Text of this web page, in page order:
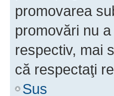
promovarea
promovări nu
respectiv, mai
că respectaţi
Sus